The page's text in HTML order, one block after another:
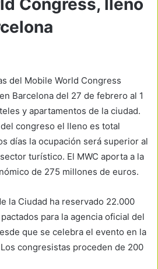
Congress, lleno
del Mobile World Congress
Barcelona del 27 de febrero al 1
y apartamentos de la ciudad.
congreso el lleno es total
días la ocupación será superior al
turístico. El MWC aporta a la
de 275 millones de euros.
la Ciudad ha reservado 22.000
para la agencia oficial del
que se celebra el evento en la
congresistas proceden de 200